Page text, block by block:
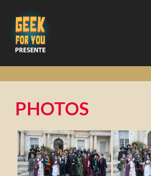
PHOTOS